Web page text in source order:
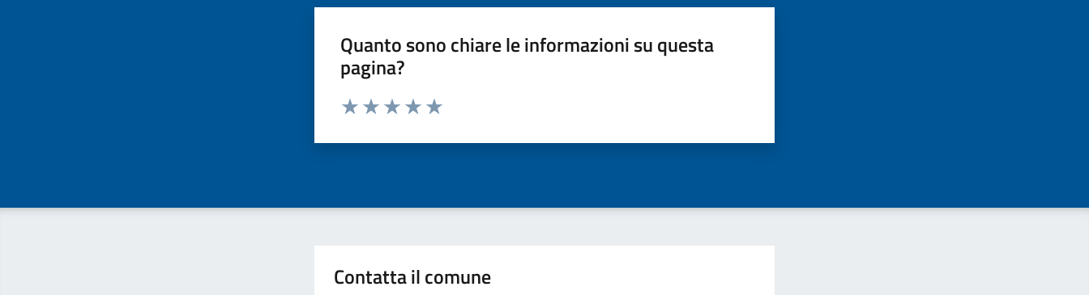
Quanto sono chiare le informazioni su questa
pagina?
Valuta da 1 a 5 stelle la pagina
Contatta il comune